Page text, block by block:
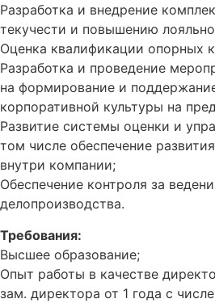
Разработка и внедрение
текучести и повышению
Оценка квалификации опорных
Разработка и проведение
на формирование и
корпоративной культуры на
Развитие системы оценки и
том числе обеспечение
внутри компании;
Обеспечение контроля за
делопроизводства.
Требования:
Высшее образование;
Опыт работы в качестве
зам. директора от 1 года с